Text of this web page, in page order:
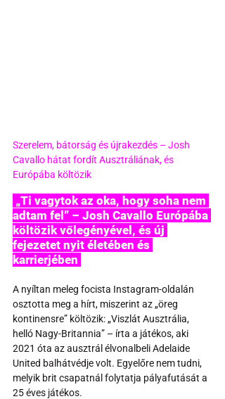
Szerelem, bátorság és újrakezdés – Josh
Cavallo hátat fordít Ausztráliának, és
Európába költözik
adtam fel” – Josh Cavallo Európába
költözik vőlegényével, és új
fejezetet nyit életében és
karrierjében
A nyíltan meleg focista Instagram-oldalán
osztotta meg a hírt, miszerint az „öreg
kontinensre” költözik: „Viszlát Ausztrália,
helló Nagy-Britannia” – írta a játékos, aki
2021 óta az ausztrál élvonalbeli Adelaide
United balhátvédje volt. Egyelőre nem tudni,
melyik brit csapatnál folytatja pályafutását a
25 éves játékos.